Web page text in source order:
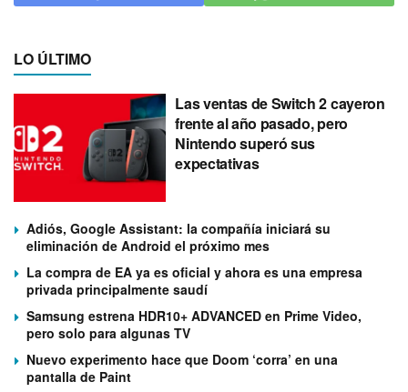
LO ÚLTIMO
Las ventas de Switch 2 cayeron
frente al año pasado, pero
Nintendo superó sus
expectativas
Adiós, Google Assistant: la compañía iniciará su
eliminación de Android el próximo mes
La compra de EA ya es oficial y ahora es una empresa
privada principalmente saudí
Samsung estrena HDR10+ ADVANCED en Prime Video,
pero solo para algunas TV
Nuevo experimento hace que Doom ‘corra’ en una
pantalla de Paint